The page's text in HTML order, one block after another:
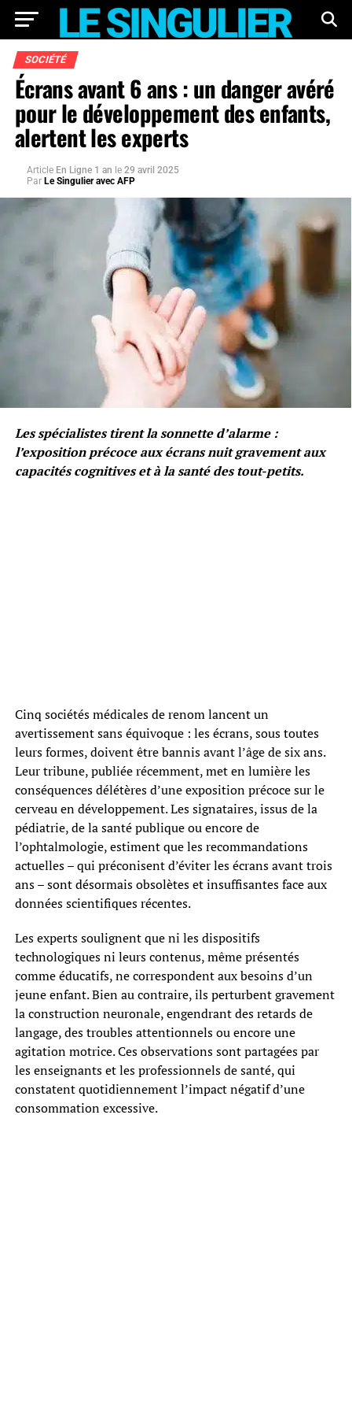
SOCIÉTÉ
Écrans avant 6 ans : un danger avéré
pour le développement des enfants,
alertent les experts
Article En Ligne 1 an le 29 avril 2025
Par Le Singulier avec AFP
Les spécialistes tirent la sonnette d’alarme :
l’exposition précoce aux écrans nuit gravement aux
capacités cognitives et à la santé des tout-petits.
Cinq sociétés médicales de renom lancent un
avertissement sans équivoque : les écrans, sous toutes
leurs formes, doivent être bannis avant l’âge de six ans.
Leur tribune, publiée récemment, met en lumière les
conséquences délétères d’une exposition précoce sur le
cerveau en développement. Les signataires, issus de la
pédiatrie, de la santé publique ou encore de
l’ophtalmologie, estiment que les recommandations
actuelles – qui préconisent d’éviter les écrans avant trois
ans – sont désormais obsolètes et insuffisantes face aux
données scientifiques récentes.
Les experts soulignent que ni les dispositifs
technologiques ni leurs contenus, même présentés
comme éducatifs, ne correspondent aux besoins d’un
jeune enfant. Bien au contraire, ils perturbent gravement
la construction neuronale, engendrant des retards de
langage, des troubles attentionnels ou encore une
agitation motrice. Ces observations sont partagées par
les enseignants et les professionnels de santé, qui
constatent quotidiennement l’impact négatif d’une
consommation excessive.